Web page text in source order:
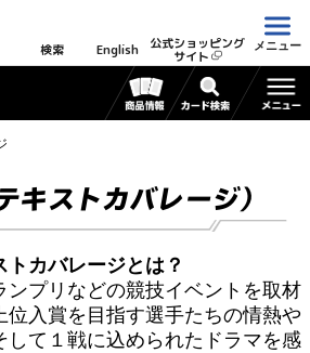
検索 English 公式ショッピング
サイト
メニュー
キストカバレージ）
トカバレージとは？
ンプリなどの競技イベントを取材
位入賞を目指す選手たちの情熱や
して１戦に込められたドラマを感